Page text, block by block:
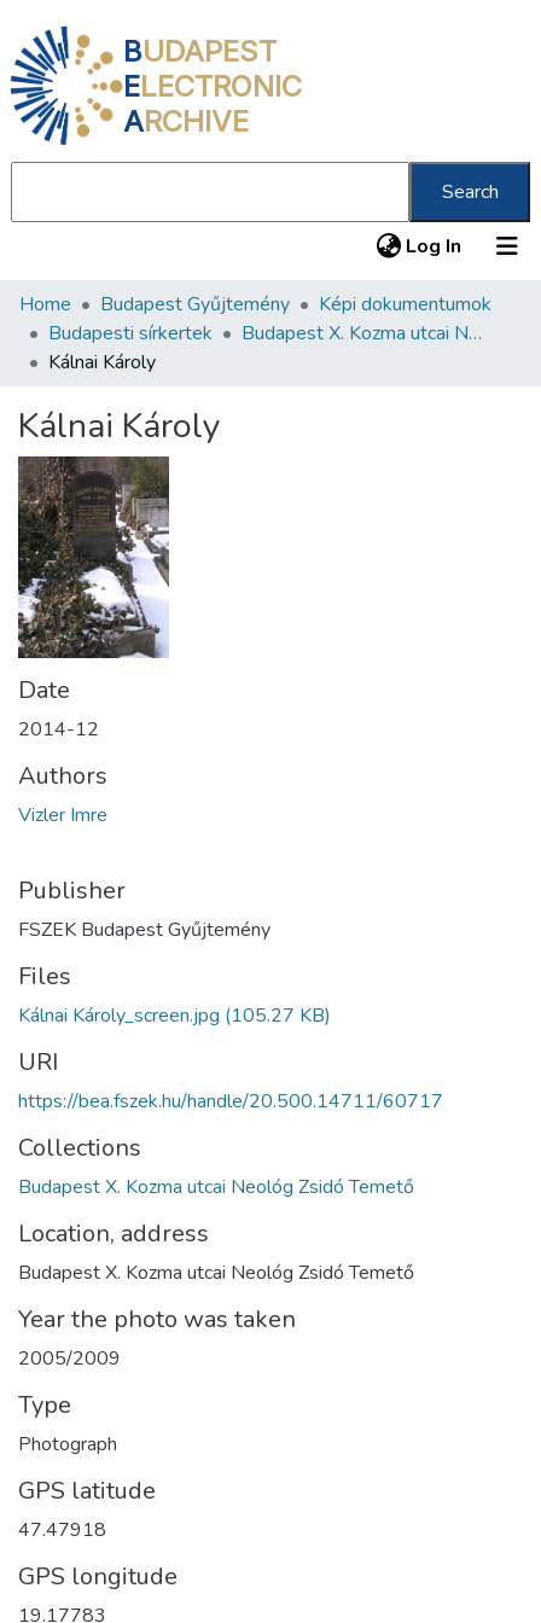
BUDAPEST
ELECTRONIC
ARCHIVE
Search
Log In (current)
Communities & Collections
All of DSpace
About us
Home Budapest Gyűjtemény
Képi dokumentumok
Budapesti sírkertek
Budapest X. Kozma utcai Neológ Zsidó Temető
Kálnai Károly
Kálnai Károly
Date
2014-12
Authors
Vizler Imre
Publisher
FSZEK Budapest Gyűjtemény
Files
Kálnai Károly_screen.jpg (105.27 KB)
URI
https://bea.fszek.hu/handle/20.500.14711/60717
Collections
Budapest X. Kozma utcai Neológ Zsidó Temető
Location, address
Budapest X. Kozma utcai Neológ Zsidó Temető
Year the photo was taken
2005/2009
Type
Photograph
GPS latitude
47.47918
GPS longitude
19.17783